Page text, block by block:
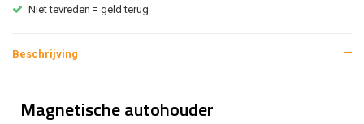
Niet tevreden = geld terug
Beschrijving
Magnetische autohouder